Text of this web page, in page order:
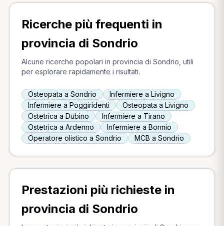
Ricerche più frequenti in
provincia di Sondrio
Alcune ricerche popolari in provincia di Sondrio, utili
per esplorare rapidamente i risultati.
Osteopata a Sondrio
Infermiere a Livigno
Infermiere a Poggiridenti
Osteopata a Livigno
Ostetrica a Dubino
Infermiere a Tirano
Ostetrica a Ardenno
Infermiere a Bormio
Operatore olistico a Sondrio
MCB a Sondrio
Prestazioni più richieste in
provincia di Sondrio